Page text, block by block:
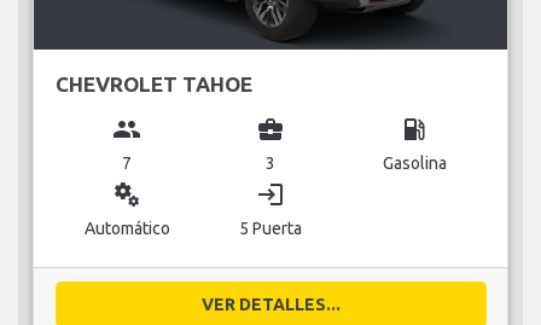
CHEVROLET TAHOE
group
7
business_center
3
local_gas_station
Gasolina
miscellaneous_services
Automático
login
5 Puerta
VER DETALLES...